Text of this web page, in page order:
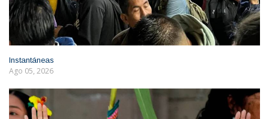
Instantáneas
Ago 05, 2026